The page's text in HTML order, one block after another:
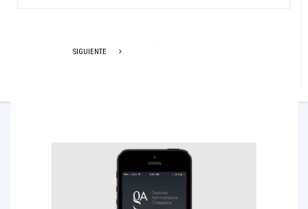
SIGUIENTE